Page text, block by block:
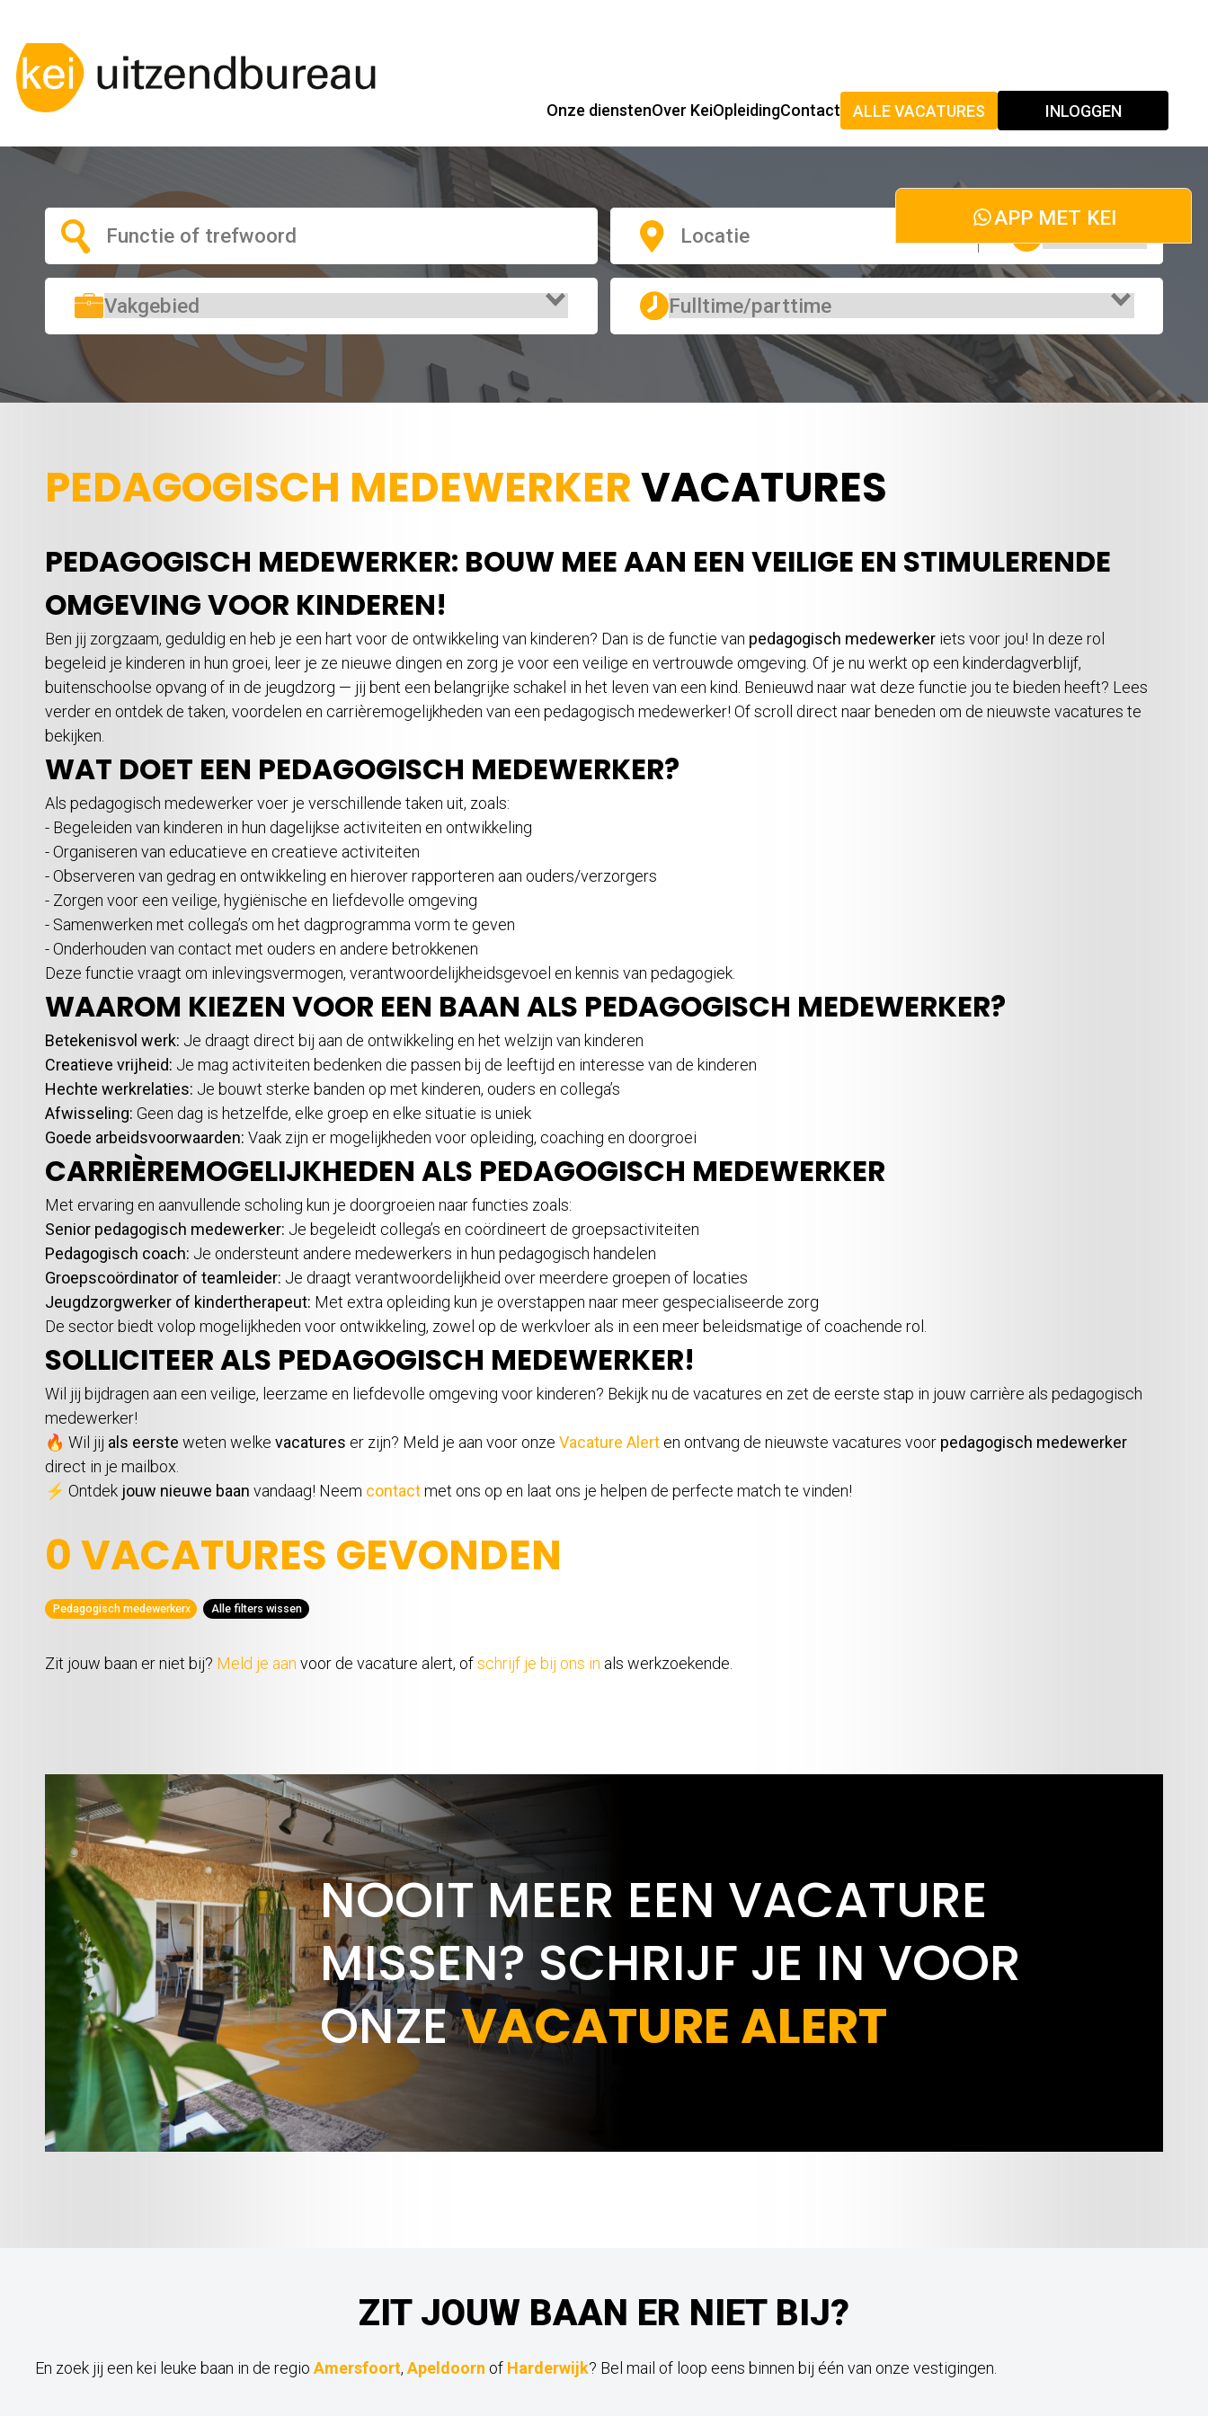
Onze dienstenOver KeiOpleidingContact ALLE VACATURES INLOGGEN
PEDAGOGISCH MEDEWERKERVACATURES
PEDAGOGISCH MEDEWERKER: BOUW MEE AAN EEN VEILIGE EN STIMULERENDE
OMGEVING VOOR KINDEREN!
Ben jij zorgzaam, geduldig en heb je een hart voor de ontwikkeling van kinderen? Dan is de functie van pedagogisch medewerker iets voor jou! In deze rol
begeleid je kinderen in hun groei, leer je ze nieuwe dingen en zorg je voor een veilige en vertrouwde omgeving. Of je nu werkt op een kinderdagverblijf,
buitenschoolse opvang of in de jeugdzorg — jij bent een belangrijke schakel in het leven van een kind. Benieuwd naar wat deze functie jou te bieden heeft? Lees
verder en ontdek de taken, voordelen en carrièremogelijkheden van een pedagogisch medewerker! Of scroll direct naar beneden om de nieuwste vacatures te
bekijken.
WAT DOET EEN PEDAGOGISCH MEDEWERKER?
Als pedagogisch medewerker voer je verschillende taken uit, zoals:
- Begeleiden van kinderen in hun dagelijkse activiteiten en ontwikkeling
- Organiseren van educatieve en creatieve activiteiten
- Observeren van gedrag en ontwikkeling en hierover rapporteren aan ouders/verzorgers
- Zorgen voor een veilige, hygiënische en liefdevolle omgeving
- Samenwerken met collega’s om het dagprogramma vorm te geven
- Onderhouden van contact met ouders en andere betrokkenen
Deze functie vraagt om inlevingsvermogen, verantwoordelijkheidsgevoel en kennis van pedagogiek.
WAAROM KIEZEN VOOR EEN BAAN ALS PEDAGOGISCH MEDEWERKER?
Betekenisvol werk: Je draagt direct bij aan de ontwikkeling en het welzijn van kinderen
Creatieve vrijheid: Je mag activiteiten bedenken die passen bij de leeftijd en interesse van de kinderen
Hechte werkrelaties: Je bouwt sterke banden op met kinderen, ouders en collega’s
Afwisseling: Geen dag is hetzelfde, elke groep en elke situatie is uniek
Goede arbeidsvoorwaarden: Vaak zijn er mogelijkheden voor opleiding, coaching en doorgroei
CARRIÈREMOGELIJKHEDEN ALS PEDAGOGISCH MEDEWERKER
Met ervaring en aanvullende scholing kun je doorgroeien naar functies zoals:
Senior pedagogisch medewerker: Je begeleidt collega’s en coördineert de groepsactiviteiten
Pedagogisch coach: Je ondersteunt andere medewerkers in hun pedagogisch handelen
Groepscoördinator of teamleider: Je draagt verantwoordelijkheid over meerdere groepen of locaties
Jeugdzorgwerker of kindertherapeut: Met extra opleiding kun je overstappen naar meer gespecialiseerde zorg
De sector biedt volop mogelijkheden voor ontwikkeling, zowel op de werkvloer als in een meer beleidsmatige of coachende rol.
SOLLICITEER ALS PEDAGOGISCH MEDEWERKER!
Wil jij bijdragen aan een veilige, leerzame en liefdevolle omgeving voor kinderen? Bekijk nu de vacatures en zet de eerste stap in jouw carrière als pedagogisch
medewerker!
🔥 Wil jij als eerste weten welke vacatures er zijn? Meld je aan voor onze Vacature Alert en ontvang de nieuwste vacatures voor pedagogisch medewerker
direct in je mailbox.
⚡ Ontdek jouw nieuwe baan vandaag! Neem contactmet ons op en laat ons je helpen de perfecte match te vinden!
0 VACATURES GEVONDEN
Pedagogisch medewerkerx Alle filters wissen
Zit jouw baan er niet bij? Meld je aan voor de vacature alert, of schrijf je bij ons in als werkzoekende.
NOOIT MEER EEN VACATURE
MISSEN? SCHRIJF JE IN VOOR
ONZEVACATURE ALERT
ZIT JOUW BAAN ER NIET BIJ?
En zoek jij een kei leuke baan in de regio Amersfoort Apeldoorn of Harderwijk? Bel mail of loop eens binnen bij één van onze vestigingen.